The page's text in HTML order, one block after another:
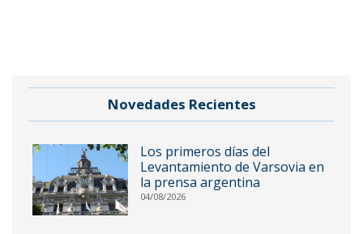
Novedades Recientes
Los primeros días del
Levantamiento de Varsovia en
la prensa argentina
04/08/2026